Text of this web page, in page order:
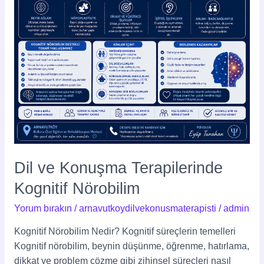
Dil ve Konuşma Terapilerinde
Kognitif Nörobilim
Yorum bırakın /arnavutkoydilvekonusmaterapisti /admin
Kognitif Nörobilim Nedir? Kognitif süreçlerin temelleri
Kognitif nörobilim, beynin düşünme, öğrenme, hatırlama,
dikkat ve problem çözme gibi zihinsel süreçleri nasıl